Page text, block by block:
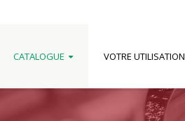
CATALOGUE VOTRE UTILISATION